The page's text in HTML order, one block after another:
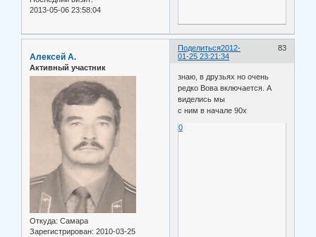
2013-05-06 23:58:04
Поделиться 83
2012-
01-25 23:21:34
Алексей А.
Активный участник
Откуда: Самара
Зарегистрирован: 2010-03-25
знаю, в друзьях но очень
редко Вова включается. А
виделись мы
с ним в начале 90х
0